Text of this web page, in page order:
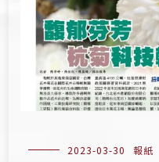
2023-03-30 報紙